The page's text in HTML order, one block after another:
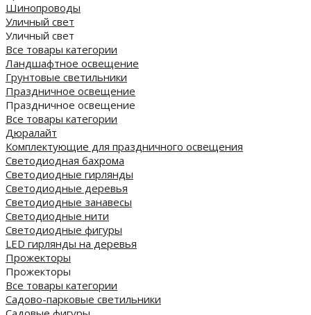
Шинопроводы
Уличный свет
Уличный свет
Все товары категории
Ландшафтное освещение
Грунтовые светильники
Праздничное освещение
Праздничное освещение
Все товары категории
Дюралайт
Комплектующие для праздничного освещения
Светодиодная бахрома
Светодиодные гирлянды
Светодиодные деревья
Светодиодные занавесы
Светодиодные нити
Светодиодные фигуры
LED гирлянды на деревья
Прожекторы
Прожекторы
Все товары категории
Садово-парковые светильники